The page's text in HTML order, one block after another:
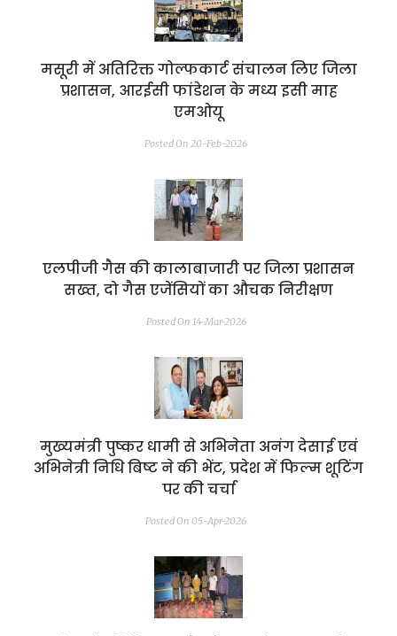
मसूरी में अतिरिक्त गोल्फकार्ट संचालन लिए जिला
प्रशासन, आरईसी फांडेशन के मध्य इसी माह
एमओयू
Posted On 20-Feb-2026
एलपीजी गैस की कालाबाजारी पर जिला प्रशासन
सख्त, दो गैस एजेंसियों का औचक निरीक्षण
Posted On 14-Mar-2026
मुख्यमंत्री पुष्कर धामी से अभिनेता अनंग देसाई एवं
अभिनेत्री निधि बिष्ट ने की भेंट, प्रदेश में फिल्म शूटिंग
पर की चर्चा
Posted On 05-Apr-2026